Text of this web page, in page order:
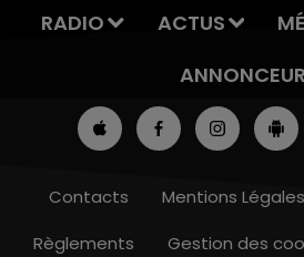
RADIO ACTUS
Contacts Mentions Légales
Règlements
Gestion des